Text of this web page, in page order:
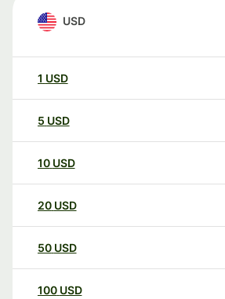
USD
1 USD
5 USD
10 USD
20 USD
50 USD
100 USD